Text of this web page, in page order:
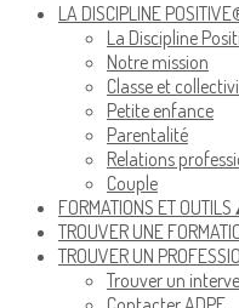
LA DISCIPLINE
La Discipline
Notre mission
Classe et
Petite enfance
Parentalité
Relations
Couple
FORMATIONS ET OUTILS
TROUVER UNE
TROUVER UN
Trouver un